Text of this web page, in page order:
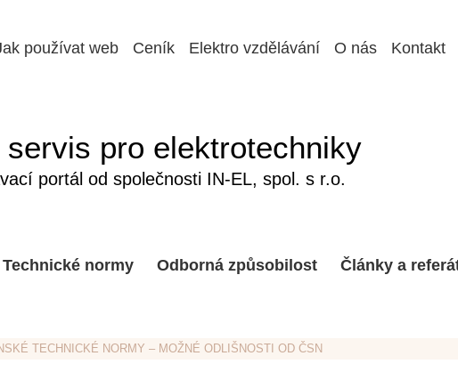
používat web Ceník Elektro vzdělávání O nás Kontakt
pro elektrotechniky
portál od společnosti IN-EL, spol. s r.o.
Technické normy Odborná způsobilost Články a
TECHNICKÉ NORMY – MOŽNÉ ODLIŠNOSTI OD ČSN